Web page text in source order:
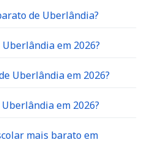
de Uberlândia?
em 2026?
Uberlândia em 2026?
em 2026?
mais barato em